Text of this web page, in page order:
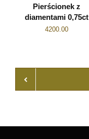
Pierścionek z
diamentami 0,75ct
4200.00